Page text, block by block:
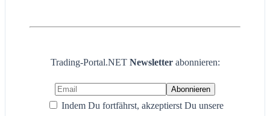
Trading-Portal.NET Newsletter abonnieren:
Indem Du fortfährst, akzeptierst Du unsere